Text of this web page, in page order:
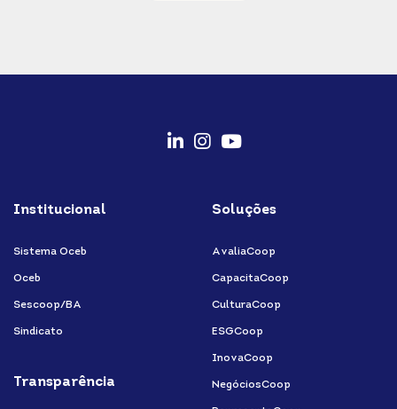
instagram
youtube
Institucional
Sistema Oceb
Oceb
Sescoop/BA
Sindicato
Transparência
Soluções
AvaliaCoop
CapacitaCoop
CulturaCoop
ESGCoop
InovaCoop
NegóciosCoop